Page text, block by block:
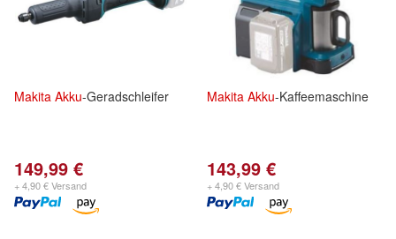
Makita Akku-Geradschleifer
149,99 €
+ 4,90 € Versand
Makita Akku-Kaffeemaschine
143,99 €
+ 4,90 € Versand